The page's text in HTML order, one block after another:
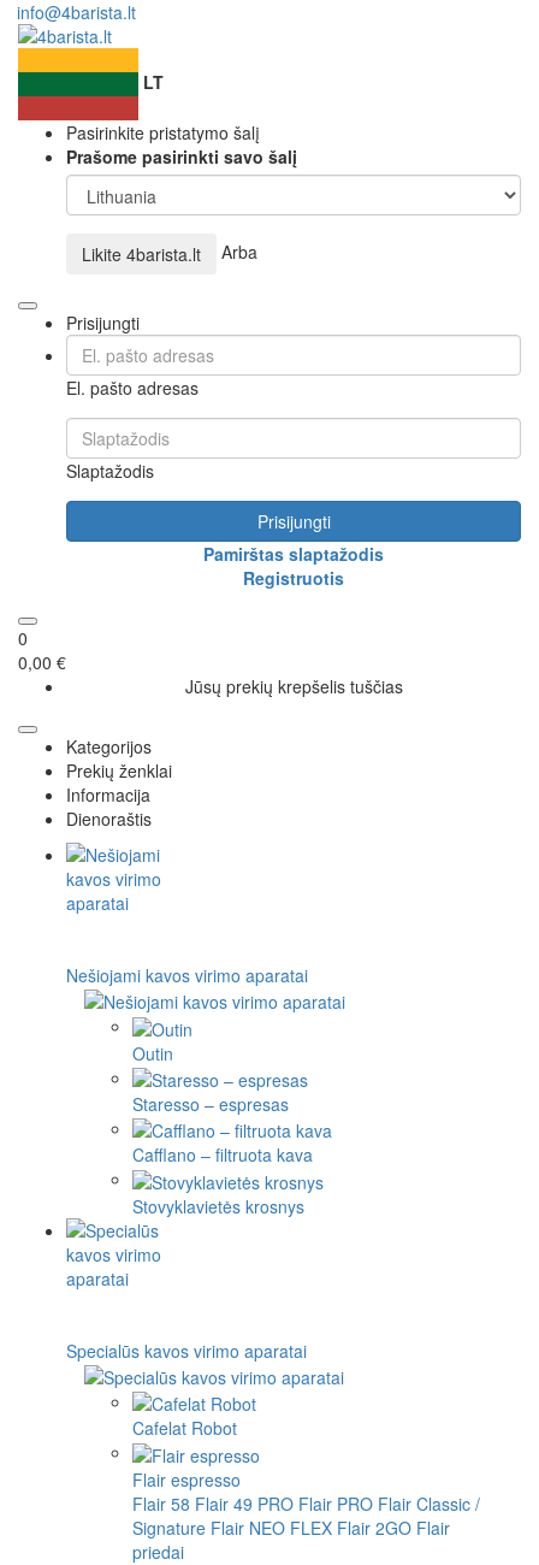
info@4barista.lt
LT
Pasirinkite pristatymo šalį
Prašome pasirinkti savo šalį
Likite 4barista.lt Arba
Prisijungti
El. pašto adresas
Slaptažodis
Prisijungti
Pamirštas slaptažodis
Registruotis
0
0,00 €
Jūsų prekių krepšelis tuščias
Kategorijos
Prekių ženklai
Informacija
Dienoraštis
Nešiojami kavos virimo aparatai
Outin
Staresso – espresas
Cafflano – filtruota kava
Stovyklavietės krosnys
Specialūs kavos virimo aparatai
Cafelat Robot
Flair espresso
Flair 58 Flair 49 PRO Flair PRO Flair Classic /
Signature Flair NEO FLEX Flair 2GO Flair
priedai